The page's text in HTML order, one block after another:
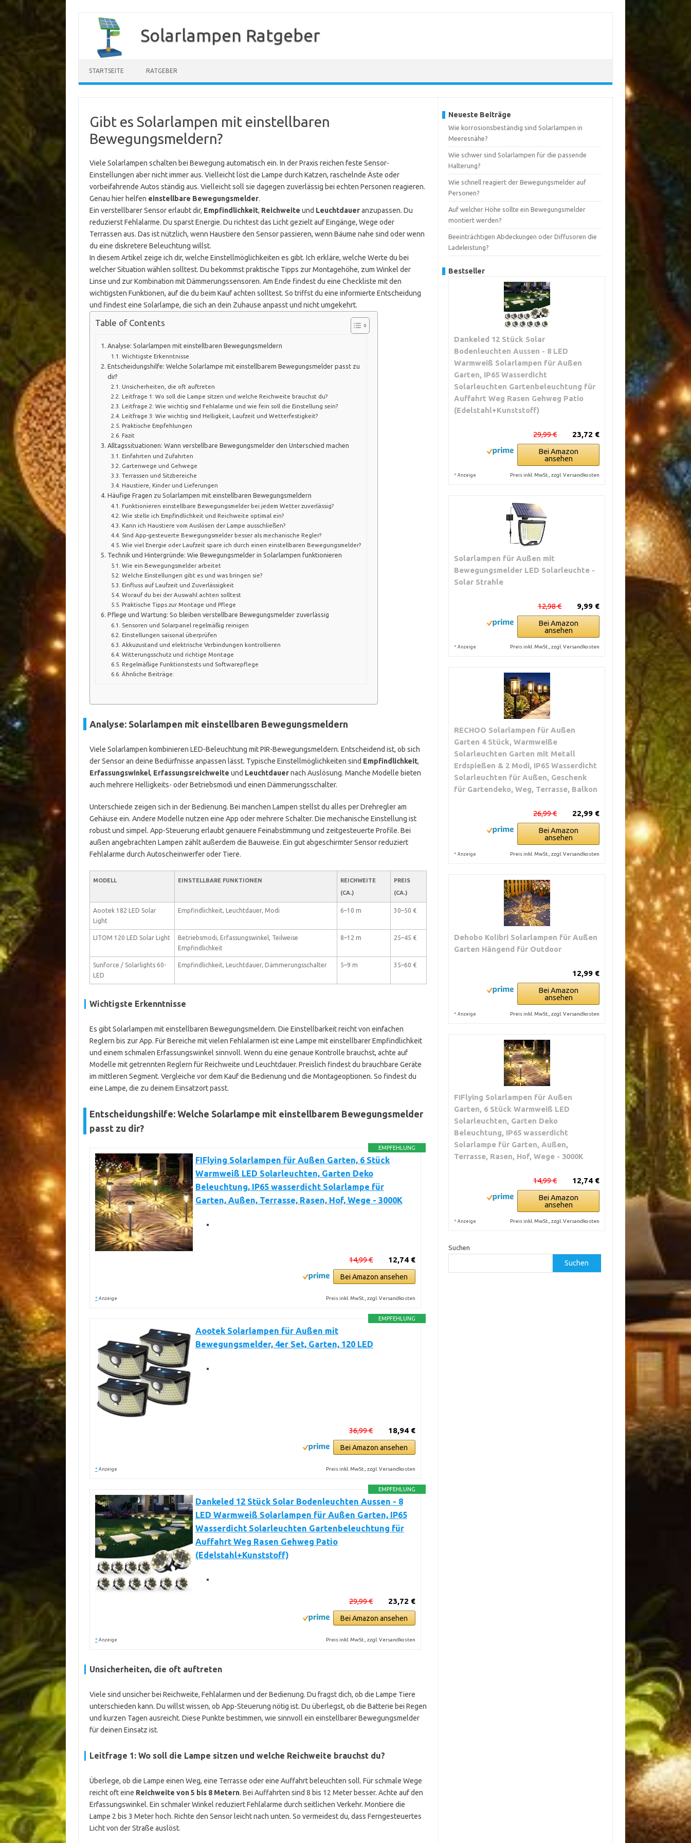
springen
Solarlampen Ratgeber
STARTSEITE RATGEBER
Gibt es Solarlampen mit einstellbaren
Bewegungsmeldern?
Viele Solarlampen schalten bei Bewegung automatisch ein. In der Praxis reichen feste Sensor-
Einstellungen aber nicht immer aus. Vielleicht löst die Lampe durch Katzen, raschelnde Äste oder
vorbeifahrende Autos ständig aus. Vielleicht soll sie dagegen zuverlässig bei echten Personen reagieren.
Genau hier helfen einstellbare Bewegungsmelder.
Ein verstellbarer Sensor erlaubt dir, Empfindlichkeit, Reichweite und Leuchtdaueranzupassen. Du
reduzierst Fehlalarme. Du sparst Energie. Du richtest das Licht gezielt auf Eingänge, Wege oder
Terrassen aus. Das ist nützlich, wenn Haustiere den Sensor passieren, wenn Bäume nahe sind oder wenn
du eine diskretere Beleuchtung willst.
In diesem Artikel zeige ich dir, welche Einstellmöglichkeiten es gibt. Ich erkläre, welche Werte du bei
welcher Situation wählen solltest. Du bekommst praktische Tipps zur Montagehöhe, zum Winkel der
Linse und zur Kombination mit Dämmerungssensoren. Am Ende findest du eine Checkliste mit den
wichtigsten Funktionen, auf die du beim Kauf achten solltest. So triffst du eine informierte Entscheidung
und findest eine Solarlampe, die sich an dein Zuhause anpasst und nicht umgekehrt.
Table of Contents
Analyse: Solarlampen mit einstellbaren Bewegungsmeldern
Wichtigste Erkenntnisse
Entscheidungshilfe: Welche Solarlampe mit einstellbarem Bewegungsmelder passt zu
dir?
Unsicherheiten, die oft auftreten
Leitfrage 1: Wo soll die Lampe sitzen und welche Reichweite brauchst du?
Leitfrage 2: Wie wichtig sind Fehlalarme und wie fein soll die Einstellung sein?
Leitfrage 3: Wie wichtig sind Helligkeit, Laufzeit und Wetterfestigkeit?
Praktische Empfehlungen
Fazit
Alltagssituationen: Wann verstellbare Bewegungsmelder den Unterschied machen
Einfahrten und Zufahrten
Gartenwege und Gehwege
Terrassen und Sitzbereiche
Haustiere, Kinder und Lieferungen
Häufige Fragen zu Solarlampen mit einstellbaren Bewegungsmeldern
Funktionieren einstellbare Bewegungsmelder bei jedem Wetter zuverlässig?
Wie stelle ich Empfindlichkeit und Reichweite optimal ein?
Kann ich Haustiere vom Auslösen der Lampe ausschließen?
Sind App-gesteuerte Bewegungsmelder besser als mechanische Regler?
Wie viel Energie oder Laufzeit spare ich durch einen einstellbaren Bewegungsmelder?
Technik und Hintergründe: Wie Bewegungsmelder in Solarlampen funktionieren
Wie ein Bewegungsmelder arbeitet
Welche Einstellungen gibt es und was bringen sie?
Einfluss auf Laufzeit und Zuverlässigkeit
Worauf du bei der Auswahl achten solltest
Praktische Tipps zur Montage und Pflege
Pflege und Wartung: So bleiben verstellbare Bewegungsmelder zuverlässig
Sensoren und Solarpanel regelmäßig reinigen
Einstellungen saisonal überprüfen
Akkuzustand und elektrische Verbindungen kontrollieren
Witterungsschutz und richtige Montage
Regelmäßige Funktionstests und Softwarepflege
Ähnliche Beiträge:
Analyse: Solarlampen mit einstellbaren Bewegungsmeldern
Viele Solarlampen kombinieren LED-Beleuchtung mit PIR-Bewegungsmeldern. Entscheidend ist, ob sich
der Sensor an deine Bedürfnisse anpassen lässt. Typische Einstellmöglichkeiten sind Empfindlichkeit,
Erfassungswinkel, Erfassungsreichweite und Leuchtdauernach Auslösung. Manche Modelle bieten
auch mehrere Helligkeits- oder Betriebsmodi und einen Dämmerungsschalter.
Unterschiede zeigen sich in der Bedienung. Bei manchen Lampen stellst du alles per Drehregler am
Gehäuse ein. Andere Modelle nutzen eine App oder mehrere Schalter. Die mechanische Einstellung ist
robust und simpel. App-Steuerung erlaubt genauere Feinabstimmung und zeitgesteuerte Profile. Bei
außen angebrachten Lampen zählt außerdem die Bauweise. Ein gut abgeschirmter Sensor reduziert
Fehlalarme durch Autoscheinwerfer oder Tiere.
MODELL EINSTELLBARE FUNKTIONEN
REICHWEITE
(CA.)
PREIS
(CA.)
Aootek 182 LED Solar
Light
Empfindlichkeit, Leuchtdauer, Modi 6–10 m 30–50 €
LITOM 120 LED Solar Light
Betriebsmodi, Erfassungswinkel, Teilweise
Empfindlichkeit
8–12 m 25–45 €
Sunforce / Solarlights 60-
LED
Empfindlichkeit, Leuchtdauer, Dämmerungsschalter 5–9 m 35–60 €
Wichtigste Erkenntnisse
Es gibt Solarlampen mit einstellbaren Bewegungsmeldern. Die Einstellbarkeit reicht von einfachen
Reglern bis zur App. Für Bereiche mit vielen Fehlalarmen ist eine Lampe mit einstellbarer Empfindlichkeit
und einem schmalen Erfassungswinkel sinnvoll. Wenn du eine genaue Kontrolle brauchst, achte auf
Modelle mit getrennten Reglern für Reichweite und Leuchtdauer. Preislich findest du brauchbare Geräte
im mittleren Segment. Vergleiche vor dem Kauf die Bedienung und die Montageoptionen. So findest du
eine Lampe, die zu deinem Einsatzort passt.
Entscheidungshilfe: Welche Solarlampe mit einstellbarem Bewegungsmelder
passt zu dir?
EMPFEHLUNG
FIFlying Solarlampen für Außen Garten, 6 Stück
Warmweiß LED Solarleuchten, Garten Deko
Beleuchtung, IP65 wasserdicht Solarlampe für
Garten, Außen, Terrasse, Rasen, Hof, Wege - 3000K
12,74 €
14,99 €
Bei Amazon ansehen
* Anzeige Preis inkl. MwSt., zzgl. Versandkosten
EMPFEHLUNG
Aootek Solarlampen für Außen mit
Bewegungsmelder, 4er Set, Garten, 120 LED
18,94 €
36,99 €
Bei Amazon ansehen
* Anzeige Preis inkl. MwSt., zzgl. Versandkosten
EMPFEHLUNG
Dankeled 12 Stück Solar Bodenleuchten Aussen - 8
LED Warmweiß Solarlampen für Außen Garten, IP65
Wasserdicht Solarleuchten Gartenbeleuchtung für
Auffahrt Weg Rasen Gehweg Patio
(Edelstahl+Kunststoff)
23,72 €
29,99 €
Bei Amazon ansehen
* Anzeige Preis inkl. MwSt., zzgl. Versandkosten
Unsicherheiten, die oft auftreten
Viele sind unsicher bei Reichweite, Fehlalarmen und der Bedienung. Du fragst dich, ob die Lampe Tiere
unterschieden kann. Du willst wissen, ob App-Steuerung nötig ist. Du überlegst, ob die Batterie bei Regen
und kurzen Tagen ausreicht. Diese Punkte bestimmen, wie sinnvoll ein einstellbarer Bewegungsmelder
für deinen Einsatz ist.
Leitfrage 1: Wo soll die Lampe sitzen und welche Reichweite brauchst du?
Überlege, ob die Lampe einen Weg, eine Terrasse oder eine Auffahrt beleuchten soll. Für schmale Wege
reicht oft eine Reichweite von 5 bis 8 Metern. Bei Auffahrten sind 8 bis 12 Meter besser. Achte auf den
Erfassungswinkel. Ein schmaler Winkel reduziert Fehlalarme durch seitlichen Verkehr. Montiere die
Lampe 2 bis 3 Meter hoch. Richte den Sensor leicht nach unten. So vermeidest du, dass Ferngesteuertes
Licht von der Straße auslöst.
Neueste Beiträge
Wie korrosionsbeständig sind Solarlampen in
Meeresnähe?
Wie schwer sind Solarlampen für die passende
Halterung?
Wie schnell reagiert der Bewegungsmelder auf
Personen?
Auf welcher Höhe sollte ein Bewegungsmelder
montiert werden?
Beeinträchtigen Abdeckungen oder Diffusoren die
Ladeleistung?
Bestseller
Dankeled 12 Stück Solar
Bodenleuchten Aussen - 8 LED
Warmweiß Solarlampen für Außen
Garten, IP65 Wasserdicht
Solarleuchten Gartenbeleuchtung für
Auffahrt Weg Rasen Gehweg Patio
(Edelstahl+Kunststoff)
23,72 €
29,99 €
Bei Amazon
ansehen
* Anzeige Preis inkl. MwSt., zzgl. Versandkosten
Solarlampen für Außen mit
Bewegungsmelder LED Solarleuchte -
Solar Strahle
9,99 €
12,98 €
Bei Amazon
ansehen
* Anzeige Preis inkl. MwSt., zzgl. Versandkosten
RECHOO Solarlampen für Außen
Garten 4 Stück, Warmweiße
Solarleuchten Garten mit Metall
Erdspießen & 2 Modi, IP65 Wasserdicht
Solarleuchten für Außen, Geschenk
für Gartendeko, Weg, Terrasse, Balkon
22,99 €
26,99 €
Bei Amazon
ansehen
* Anzeige Preis inkl. MwSt., zzgl. Versandkosten
Dehobo Kolibri Solarlampen für Außen
Garten Hängend für Outdoor
12,99 €
Bei Amazon
ansehen
* Anzeige Preis inkl. MwSt., zzgl. Versandkosten
FIFlying Solarlampen für Außen
Garten, 6 Stück Warmweiß LED
Solarleuchten, Garten Deko
Beleuchtung, IP65 wasserdicht
Solarlampe für Garten, Außen,
Terrasse, Rasen, Hof, Wege - 3000K
12,74 €
14,99 €
Bei Amazon
ansehen
* Anzeige Preis inkl. MwSt., zzgl. Versandkosten
Suchen
Suchen